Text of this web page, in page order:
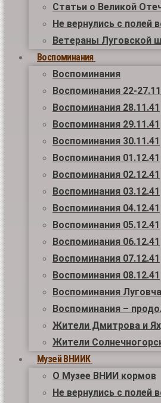
Статьи о Великой
Не вернулись с полей
Ветераны Луговской
Воспоминания
Воспоминания
Воспоминания 22-
Воспоминания 28.11.41
Воспоминания 29.11.41
Воспоминания 30.11.41
Воспоминания 01.12.41
Воспоминания 02.12.41
Воспоминания 03.12.41
Воспоминания 04.12.41
Воспоминания 05.12.41
Воспоминания 06.12.41
Воспоминания 07.12.41
Воспоминания 08.12.41
Воспоминания
Воспоминания –
Жители Дмитрова и
Жители
Музей ВНИИК
О Музее ВНИИ кормов
Не вернулись с полей